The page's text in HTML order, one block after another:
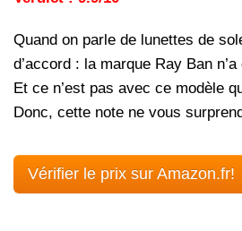
Quand on parle de lunettes de
d’accord : la marque Ray Ban
Et ce n’est pas avec ce modèle
Donc, cette note ne vous
Vérifier le prix sur Amazon.fr!